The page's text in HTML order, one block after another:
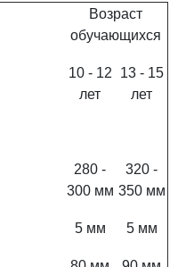
Возраст
обучающихся
10 - 12
лет
13 - 15
лет
280 -
300 мм
320 -
350 мм
5 мм 5 мм